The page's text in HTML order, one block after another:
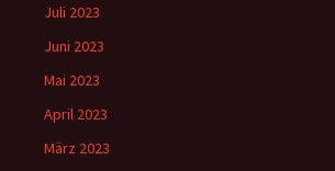
Juli 2023
Juni 2023
Mai 2023
April 2023
März 2023